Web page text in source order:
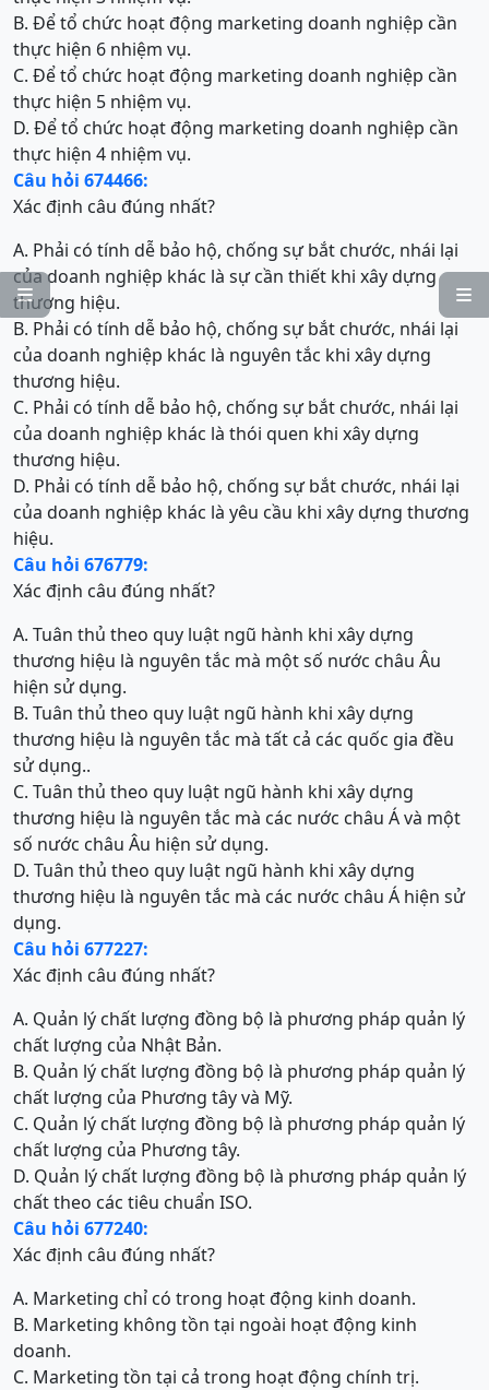


B. Để tổ chức hoạt động marketing doanh nghiệp cần
thực hiện 6 nhiệm vụ.
C. Để tổ chức hoạt động marketing doanh nghiệp cần
thực hiện 5 nhiệm vụ.
D. Để tổ chức hoạt động marketing doanh nghiệp cần
thực hiện 4 nhiệm vụ.
Câu hỏi 674466:
Xác định câu đúng nhất?
A. Phải có tính dễ bảo hộ, chống sự bắt chước, nhái lại
của doanh nghiệp khác là sự cần thiết khi xây dựng
thương hiệu.
B. Phải có tính dễ bảo hộ, chống sự bắt chước, nhái lại
của doanh nghiệp khác là nguyên tắc khi xây dựng
thương hiệu.
C. Phải có tính dễ bảo hộ, chống sự bắt chước, nhái lại
của doanh nghiệp khác là thói quen khi xây dựng
thương hiệu.
D. Phải có tính dễ bảo hộ, chống sự bắt chước, nhái lại
của doanh nghiệp khác là yêu cầu khi xây dựng thương
hiệu.
Câu hỏi 676779:
Xác định câu đúng nhất?
A. Tuân thủ theo quy luật ngũ hành khi xây dựng
thương hiệu là nguyên tắc mà một số nước châu Âu
hiện sử dụng.
B. Tuân thủ theo quy luật ngũ hành khi xây dựng
thương hiệu là nguyên tắc mà tất cả các quốc gia đều
sử dụng..
C. Tuân thủ theo quy luật ngũ hành khi xây dựng
thương hiệu là nguyên tắc mà các nước châu Á và một
số nước châu Âu hiện sử dụng.
D. Tuân thủ theo quy luật ngũ hành khi xây dựng
thương hiệu là nguyên tắc mà các nước châu Á hiện sử
dụng.
Câu hỏi 677227:
Xác định câu đúng nhất?
A. Quản lý chất lượng đồng bộ là phương pháp quản lý
chất lượng của Nhật Bản.
B. Quản lý chất lượng đồng bộ là phương pháp quản lý
chất lượng của Phương tây và Mỹ.
C. Quản lý chất lượng đồng bộ là phương pháp quản lý
chất lượng của Phương tây.
D. Quản lý chất lượng đồng bộ là phương pháp quản lý
chất theo các tiêu chuẩn ISO.
Câu hỏi 677240:
Xác định câu đúng nhất?
A. Marketing chỉ có trong hoạt động kinh doanh.
B. Marketing không tồn tại ngoài hoạt động kinh
doanh.
C. Marketing tồn tại cả trong hoạt động chính trị.